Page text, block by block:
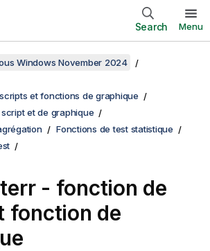
Search Menu
Windows November 2024
et fonctions de graphique
et de graphique
Fonctions de test statistique
- fonction de
fonction de